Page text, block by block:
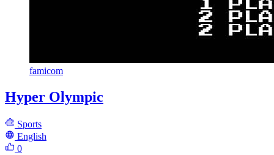
famicom
Hyper Olympic
Sports
English
0